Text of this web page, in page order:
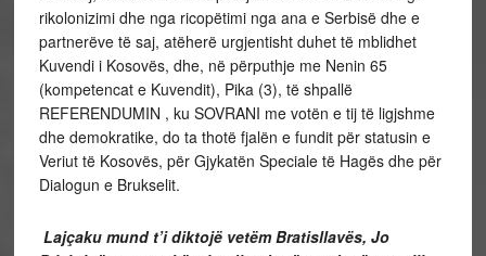
rikolonizimi dhe nga ricopëtimi nga ana e Serbisë dhe e
partnerëve të saj, atëherë urgjentisht duhet të mblidhet
Kuvendi i Kosovës, dhe, në përputhje me Nenin 65
(kompetencat e Kuvendit), Pika (3), të shpallë
REFERENDUMIN , ku SOVRANI me votën e tij të ligjshme
dhe demokratike, do ta thotë fjalën e fundit për statusin e
Veriut të Kosovës, për Gjykatën Speciale të Hagës dhe për
Dialogun e Brukselit.
Lajçaku mund t’i diktojë vetëm Bratisllavës, Jo